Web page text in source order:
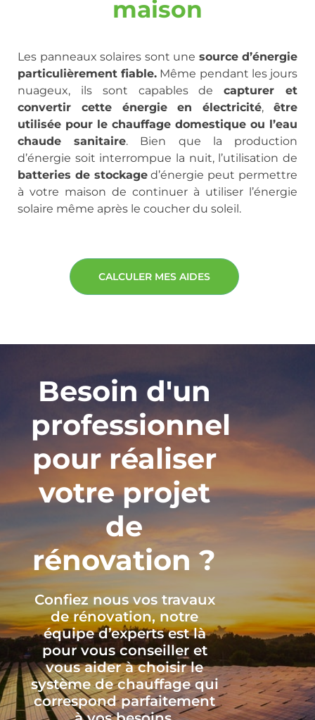
maison
Les panneaux solaires sont une source d’énergie
particulièrement fiable. Même pendant les jours
nuageux, ils sont capables decapturer et
convertir cette énergie en électricité,être
utilisée pour le chauffage domestique ou l’eau
chaude sanitaire. Bien que la production
d’énergie soit interrompue la nuit, l’utilisation de
batteries de stockaged’énergie peut permettre
à votre maison de continuer à utiliser l’énergie
solaire même après le coucher du soleil.
CALCULER MES AIDES
Besoin d'un
professionnel
pour réaliser
votre projet
de
rénovation ?
Confiez nous vos travaux
de rénovation, notre
équipe d’experts est là
pour vous conseiller et
vous aider à choisir le
système de chauffage qui
correspond parfaitement